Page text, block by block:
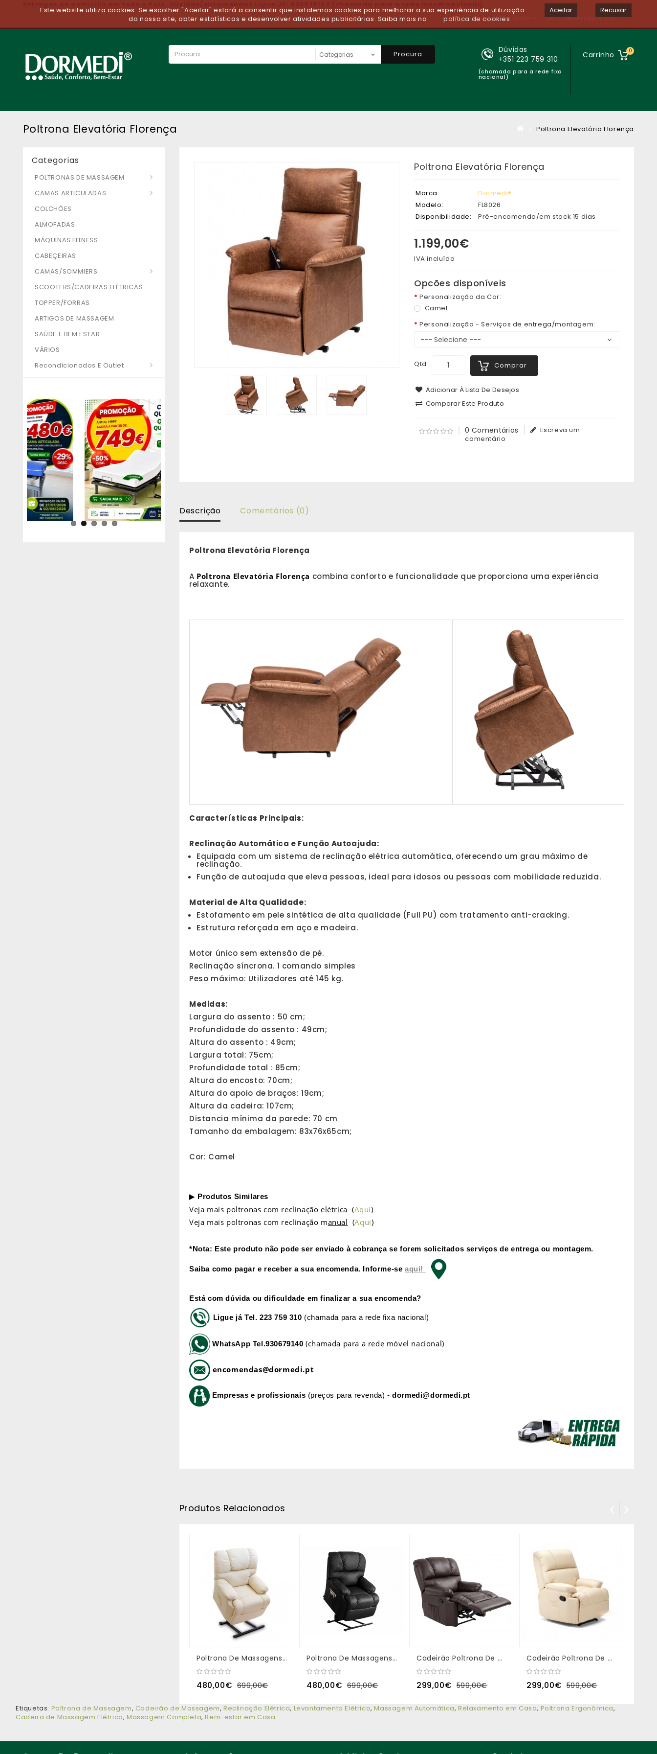
Conta de cliente
Lista de desejos (0)
Carrinho 0
Dúvidas
+351 223 759 310
(chamada para a rede fixa
nacional)
Procura
Poltrona Elevatória Florença Poltrona Elevatória Florença
Categorias
POLTRONAS DE MASSAGEM
CAMAS ARTICULADAS
COLCHÕES
ALMOFADAS
MÁQUINAS FITNESS
CABEÇEIRAS
CAMAS/SOMMIERS
SCOOTERS/CADEIRAS ELÉTRICAS
TOPPER/FORRAS
ARTIGOS DE MASSAGEM
SAÚDE E BEM ESTAR
VÁRIOS
Recondicionados E Outlet
Poltrona Elevatória Florença
Marca:
Dormedi®
Modelo:
FL8026
Disponibilidade:
Pré-encomenda/em stock 15 dias
1.199,00€
IVA incluído
Opcões disponíveis
Personalização da Cor:
Camel
Personalização - Serviços de entrega/montagem:
Qtd Comprar
Adicionar À Lista De Desejos
Comparar Este Produto
0 Comentários
Escreva um
comentário
Descrição Comentários (0)
Poltrona Elevatória Florença
A Poltrona Elevatória Florença combina conforto e funcionalidade que proporciona uma experiência
relaxante.
Características Principais:
Reclinação Automática e Função Autoajuda:
Equipada com um sistema de reclinação elétrica automática, oferecendo um grau máximo de
reclinação.
Função de autoajuda que eleva pessoas, ideal para idosos ou pessoas com mobilidade reduzida.
Material de Alta Qualidade:
Estofamento em pele sintética de alta qualidade (Full PU) com tratamento anti-cracking.
Estrutura reforçada em aço e madeira.
Motor único sem extensão de pé.
Reclinação síncrona. 1 comando simples
Peso máximo: Utilizadores até 145 kg.
Medidas:
Largura do assento : 50 cm;
Profundidade do assento : 49cm;
Altura do assento : 49cm;
Largura total: 75cm;
Profundidade total : 85cm;
Altura do encosto: 70cm;
Altura do apoio de braços: 19cm;
Altura da cadeira: 107cm;
Distancia mínima da parede: 70 cm
Tamanho da embalagem: 83x76x65cm;
Cor: Camel
▶ Produtos Similares
Veja mais poltronas com reclinaçãoelétrica (Aqui)
Veja mais poltronas com reclinação manual (Aqui)
*Nota: Este produto não pode ser enviado à cobrança se forem solicitados serviços de entrega ou montagem.
Saiba como pagar e receber a sua encomenda. Informe-seaqui!
Está com dúvida ou dificuldade em finalizar a sua encomenda?
Ligue já Tel. 223 759 310 (chamada para a rede fixa nacional)
WhatsApp Tel.930679140 (chamada para a rede móvel nacional)
encomendas@dormedi.pt
Empresas e profissionais (preços para revenda) -dormedi@dormedi.pt
Produtos Relacionados
Poltrona De Massagens "Deluxe" Elevatória Cor Bege
480,00€ 699,00€
Poltrona De Massagens "Deluxe" Elevatória Cor Preto
480,00€ 699,00€
Cadeirão Poltrona De Massagens Prestige (Reclinação Manual)
299,00€ 599,00€
Cadeirão Poltrona De Massagens Prestige (Cor Bege)
299,00€ 599,00€
Etiquetas: Poltrona de Massagem, Cadeirão de Massagem,Reclinação Elétrica, Levantamento Elétrico,Massagem Automática,Relaxamento em Casa, Poltrona Ergonômica,
Cadeira de Massagem Elétrica,Massagem Completa,Bem-estar em Casa
Este website utiliza cookies. Se escolher "Aceitar" estará a consentir que instalemos cookies para melhorar a sua experiência de utilização
do nosso site, obter estatísticas e desenvolver atividades publicitárias. Saiba mais na
política de cookies
Aceitar Recusar